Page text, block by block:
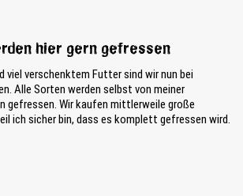
out of 5 stars
hier gern gefressen
viel verschenktem Futter sind wir nun bei
Alle Sorten werden selbst von meiner
gefressen. Wir kaufen mittlerweile große
ich sicher bin, dass es komplett gefressen wird.